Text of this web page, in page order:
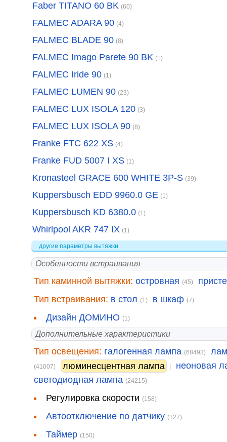
Faber TITANO 60 BK (60)
FALMEC ADARA 90 (4)
FALMEC BLADE 90 (8)
FALMEC Imago Parete 90 BK (1)
FALMEC Iride 90 (1)
FALMEC LUMEN 90 (23)
FALMEC LUX ISOLA 120 (3)
FALMEC LUX ISOLA 90 (8)
Franke FTC 622 XS (4)
Franke FUD 5007 I XS (1)
Kronasteel GRACE 600 WHITE 3P-S (39)
Kuppersbusch EDD 9960.0 GE (1)
Kuppersbusch KD 6380.0 (1)
Whirlpool AKR 747 IX (1)
другие параметры вытяжки
Особенности встраивания
Тип каминной вытяжки: островная (45)
Тип встраивания: в стол (1) в шкаф (7)
Дизайн ДОМИНО (1)
Дополнительные характеристики
Тип освещения: галогенная лампа (68493)
(41007) люминесцентная лампа неоновая
светодиодная лампа (24215)
Регулировка скорости (158)
Автоотключение по датчику (127)
Таймер (150)